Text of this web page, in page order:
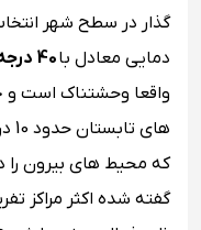
گذار در سطح شهر
دمایی معادل با40 درجه سانتی گراد
واقعا وحشتناک است
که محیط های بیرون را
گفته شده اکثر مراکز